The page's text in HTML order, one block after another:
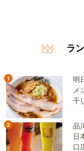
ラ
1
明
メ
干
2
品
日
口